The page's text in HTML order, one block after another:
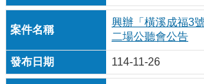
興辦「橫溪成福3
二場公聽會公告
114-11-26